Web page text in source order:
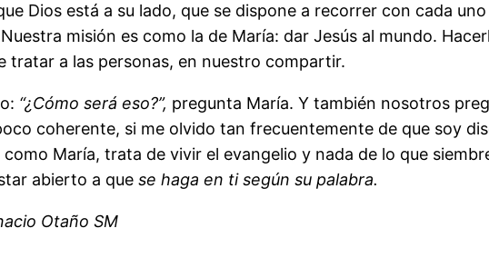
Dios está a su lado, que se dispone a recorrer con cada
misión es como la de María: dar Jesús al mundo.
tratar a las personas, en nuestro compartir.
“¿Cómo será eso?”, pregunta María. Y también nosotros
coherente, si me olvido tan frecuentemente de que soy
como María, trata de vivir el evangelio y nada de lo que
abierto a quese haga en ti según su palabra.
SM